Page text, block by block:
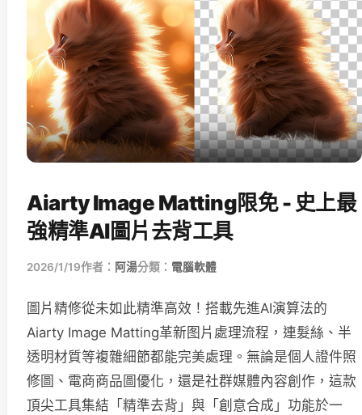
Aiarty Image Matting限免 - 史上最
強精準AI圖片去背工具
2026/1/19作者： 阿湯分類： 電腦軟體
圖片精修從未如此精準高效！搭載先進AI演算法的
Aiarty Image Matting革新图片處理流程，連髮絲、半
透明材質等複雜細節都能完美處理。無論是個人證件照
修圖、電商商品圖優化，還是社群媒體內容創作，這款
頂尖工具集結「精準去背」與「創意合成」功能於一